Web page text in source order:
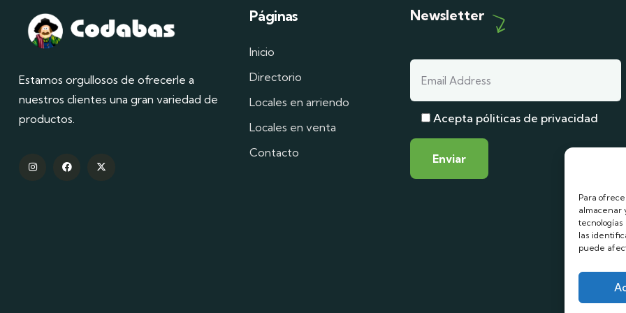
Para
almacenar
tecnologías
las
puede
Estamos orgullosos de ofrecerle a
nuestros clientes una gran variedad de
productos.
Páginas
Inicio
Directorio
Locales en arriendo
Locales en venta
Contacto
Newsletter
Acepta póliticas de privacidad